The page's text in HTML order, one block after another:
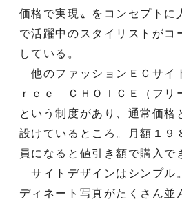
価格で実現〟をコンセプトに
で活躍中のスタイリストがコ
している。
他のファッションＥＣサイ
ｒｅｅ ＣＨＯＩＣＥ（フリ
という制度があり、通常価格
設けているところ。月額１９
員になると値引き額で購入で
サイトデザインはシンプル
ディネート写真がたくさん並